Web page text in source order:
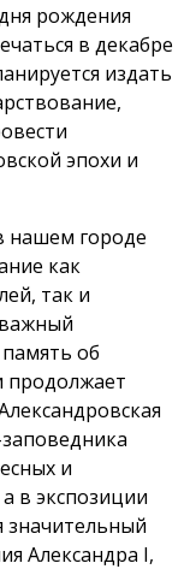
рождения
в декабре
издать
эпохи и
нашем городе
как
так и
об
продолжает
и
в экспозиции
значительный
Александра I,